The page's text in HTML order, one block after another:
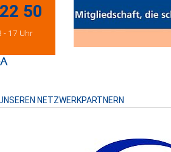
50
- 17 Uhr
NETZWERKPARTNERN